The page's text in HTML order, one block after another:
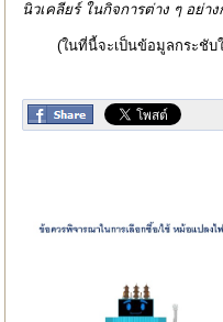
นิวเคลียร์ ในกิจการต่าง ๆ อย่าง
(ในที่นี้จะเป็นข้อมูลกระชับ